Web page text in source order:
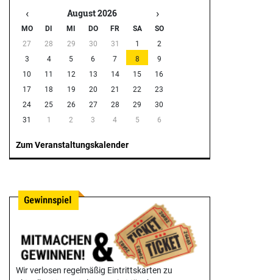
‹ August 2026 ›
MO DI MI DO FR SA
SO
27
28 29 30 31 1
2
3
4 5 6 7 8
9
10
11 12 13 14 15
16
17
18 19 20 21 22
23
24
25 26 27 28 29
30
31
1 2 3 4 5 6
Zum Veranstaltungskalender
Wir verlosen regelmäßig Eintrittskarten zu